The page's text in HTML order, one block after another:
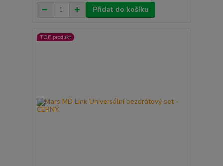
Přidat do košíku
TOP produkt